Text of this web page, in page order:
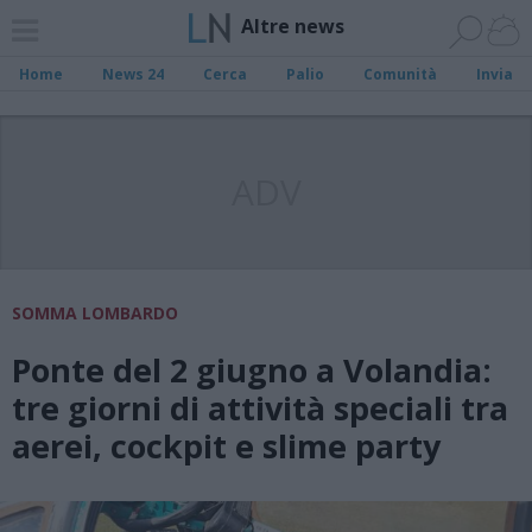
Altre news
Home News 24 Cerca Palio Comunità Invia
SOMMA LOMBARDO
Ponte del 2 giugno a Volandia:
tre giorni di attività speciali tra
aerei, cockpit e slime party